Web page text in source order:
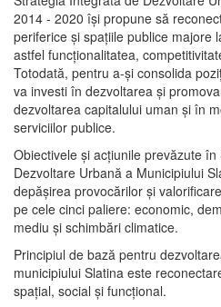
2014 - 2020 își propune să
periferice şi spaţiile publice majore
astfel funcţionalitatea,
Totodată, pentru a-şi consolida
va investi în dezvoltarea şi
dezvoltarea capitalului uman şi în
serviciilor publice.
Obiectivele şi acţiunile prevăzute
Dezvoltare Urbană a Municipiului
depășirea provocărilor şi
pe cele cinci paliere: economic,
mediu şi schimbări climatice.
Principiul de bază pentru
municipiului Slatina este
spaţial, social şi funcţional.